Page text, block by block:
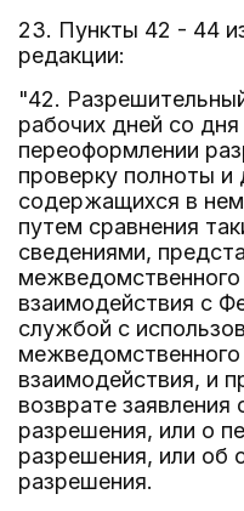
23. Пункты 42 - 44
редакции:
"42.
рабочих дней со
переоформлении
проверку полноты и
содержащихся в
путем сравнения
сведениями,
взаимодействия с
службой с
межведомственного
взаимодействия, и
возврате
разрешения, или о
разрешения, или об
разрешения.